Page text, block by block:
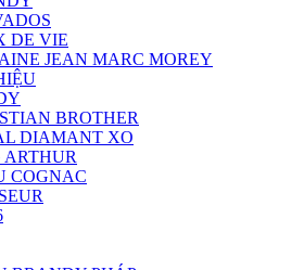
DE VIE
JEAN MARC MOREY
BROTHER
DIAMANT XO
COGNAC